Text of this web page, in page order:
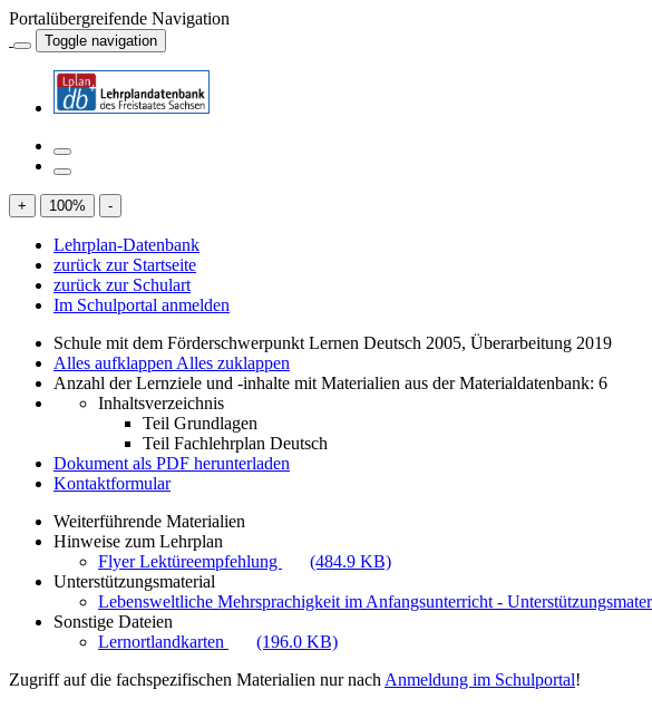
Portalübergreifende Navigation
Toggle navigation
+ 100% -
Lehrplan-Datenbank
zurück zur Startseite
zurück zur Schulart
Im Schulportal anmelden
Schule mit dem Förderschwerpunkt Lernen Deutsch 2005, Überarbeitung 2019
Alles aufklappen Alles zuklappen
Anzahl der Lernziele und -inhalte mit Materialien aus der Materialdatenbank: 6
Inhaltsverzeichnis
Teil Grundlagen
Teil Fachlehrplan Deutsch
Dokument als PDF herunterladen
Kontaktformular
Weiterführende Materialien
Hinweise zum Lehrplan
Flyer Lektüreempfehlung
(484.9 KB)
Unterstützungsmaterial
Lebensweltliche Mehrsprachigkeit im Anfangsunterricht -
Sonstige Dateien
Lernortlandkarten
(196.0 KB)
Zugriff auf die fachspezifischen Materialien nur nach Anmeldung im Schulportal!